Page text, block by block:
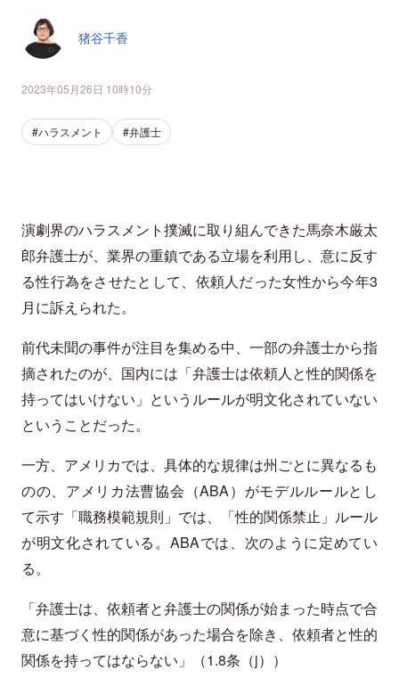
猪谷千香
2023年05月26日 10時10分
#ハラスメント #弁護士
演劇界のハラスメント撲滅に取り組んできた馬奈木厳太
郎弁護士が、業界の重鎮である立場を利用し、意に反す
る性行為をさせたとして、依頼人だった女性から今年3
月に訴えられた。
前代未聞の事件が注目を集める中、一部の弁護士から指
摘されたのが、国内には「弁護士は依頼人と性的関係を
持ってはいけない」というルールが明文化されていない
ということだった。
一方、アメリカでは、具体的な規律は州ごとに異なるも
のの、アメリカ法曹協会（ABA）がモデルルールとし
て示す「職務模範規則」では、「性的関係禁止」ルール
が明文化されている。ABAでは、次のように定めてい
る。
「弁護士は、依頼者と弁護士の関係が始まった時点で合
意に基づく性的関係があった場合を除き、依頼者と性的
関係を持ってはならない」（1.8条（j））